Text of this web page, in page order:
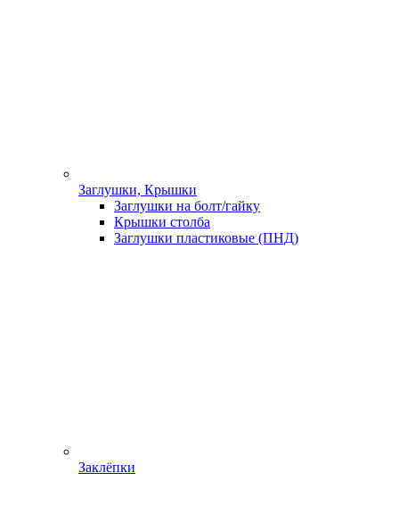
Заглушки, Крышки
Заглушки на болт/гайку
Крышки столба
Заглушки пластиковые (ПНД)
Заклёпки